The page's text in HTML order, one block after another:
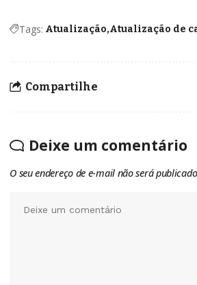
Tags: Atualização Atualização de
Compartilhe
Deixe um comentário
O seu endereço de e-mail não será